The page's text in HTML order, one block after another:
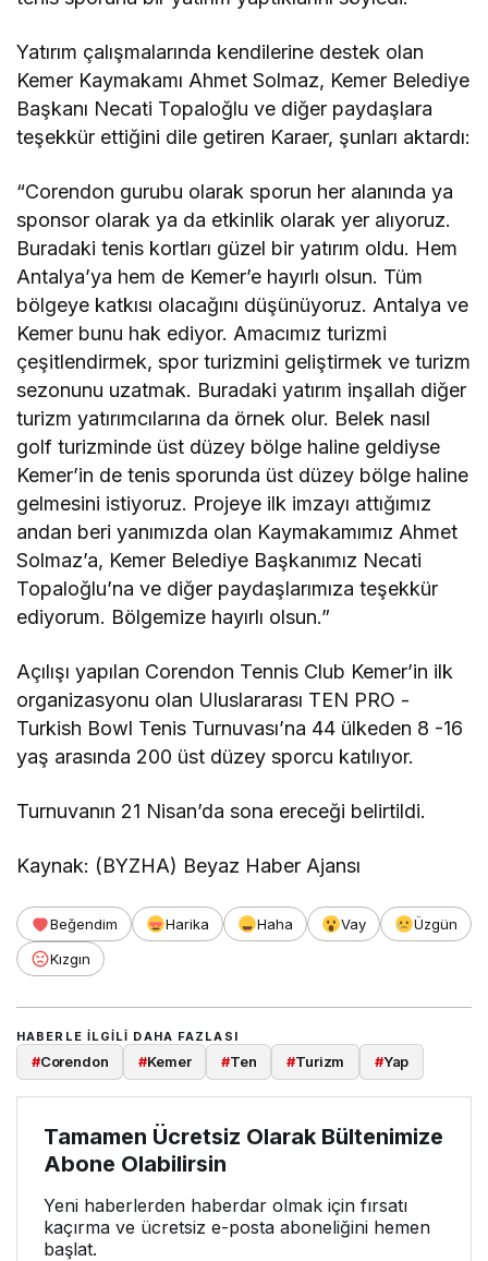
Yatırım çalışmalarında kendilerine destek olan
Kemer Kaymakamı Ahmet Solmaz, Kemer Belediye
Başkanı Necati Topaloğlu ve diğer paydaşlara
teşekkür ettiğini dile getiren Karaer, şunları aktardı:
“Corendon gurubu olarak sporun her alanında ya
sponsor olarak ya da etkinlik olarak yer alıyoruz.
Buradaki tenis kortları güzel bir yatırım oldu. Hem
Antalya’ya hem de Kemer’e hayırlı olsun. Tüm
bölgeye katkısı olacağını düşünüyoruz. Antalya ve
Kemer bunu hak ediyor. Amacımız turizmi
çeşitlendirmek, spor turizmini geliştirmek ve turizm
sezonunu uzatmak. Buradaki yatırım inşallah diğer
turizm yatırımcılarına da örnek olur. Belek nasıl
golf turizminde üst düzey bölge haline geldiyse
Kemer’in de tenis sporunda üst düzey bölge haline
gelmesini istiyoruz. Projeye ilk imzayı attığımız
andan beri yanımızda olan Kaymakamımız Ahmet
Solmaz’a, Kemer Belediye Başkanımız Necati
Topaloğlu’na ve diğer paydaşlarımıza teşekkür
ediyorum. Bölgemize hayırlı olsun.”
Açılışı yapılan Corendon Tennis Club Kemer’in ilk
organizasyonu olan Uluslararası TEN PRO -
Turkish Bowl Tenis Turnuvası’na 44 ülkeden 8 -16
yaş arasında 200 üst düzey sporcu katılıyor.
Turnuvanın 21 Nisan’da sona ereceği belirtildi.
Kaynak: (BYZHA) Beyaz Haber Ajansı
Beğendim Harika Haha Vay
Üzgün
Kızgın
HABERLE ILGILI DAHA FAZLASI
#Corendon #Kemer #Ten #Turizm #Yap
Tamamen Ücretsiz Olarak Bültenimize
Abone Olabilirsin
Yeni haberlerden haberdar olmak için fırsatı
kaçırma ve ücretsiz e-posta aboneliğini hemen
başlat.